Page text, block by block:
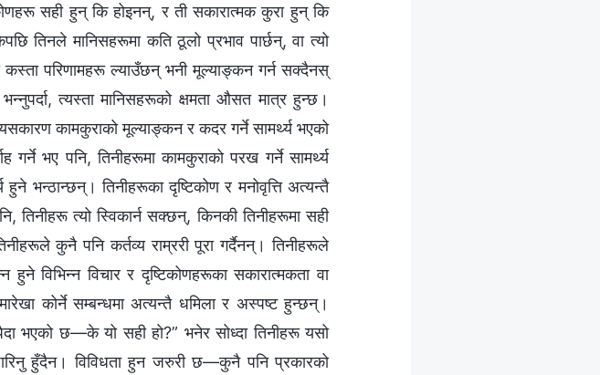
सही हुन् कि होइनन्, र ती सकारात्मक कुरा हुन् कि
तिनले मानिसहरूमा कति ठूलो प्रभाव पार्छन्, वा त्यो
कस्ता परिणामहरू ल्याउँछन् भनी मूल्याङ्कन गर्न सक्दैनस्
त्यस्ता मानिसहरूको क्षमता औसत मात्र हुन्छ।
कामकुराको मूल्याङ्कन र कदर गर्ने सामर्थ्य भएको
भए पनि, तिनीहरूमा कामकुराको परख गर्ने सामर्थ्य
भन्ठान्छन्। तिनीहरूका दृष्टिकोण र मनोवृत्ति अत्यन्तै
त्यो स्विकार्न सक्छन्, किनकी तिनीहरूमा सही
कुनै पनि कर्तव्य राम्ररी पूरा गर्दैनन्। तिनीहरूले
विभिन्‍न विचार र दृष्टिकोणहरूका सकारात्मकता वा
कोर्ने सम्बन्धमा अत्यन्तै धमिला र अस्पष्ट हुन्छन्।
भएको छ—के यो सही हो?” भनेर सोध्दा तिनीहरू यसो
हुँदैन। विविधता हुन जरुरी छ—कुनै पनि प्रकारको